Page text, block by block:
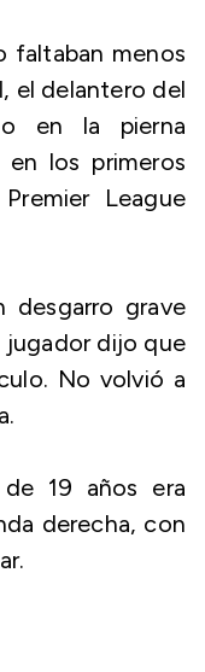
faltaban menos
el delantero del
en la pierna
los primeros
League
desgarro grave
jugador dijo que
No volvió a
19 años era
derecha, con